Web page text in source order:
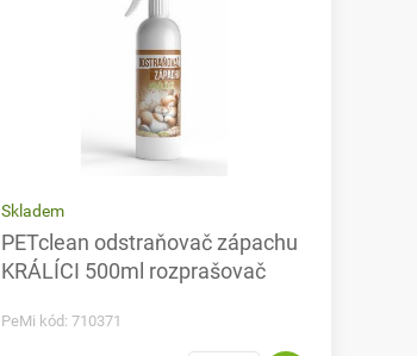
Skladem
PETclean odstraňovač zápachu
KRÁLÍCI 500ml rozprašovač
PeMi kód: 710371